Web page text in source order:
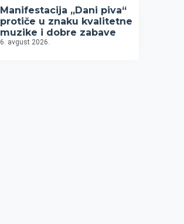
Manifestacija „Dani piva“
protiče u znaku kvalitetne
muzike i dobre zabave
6. avgust 2026.